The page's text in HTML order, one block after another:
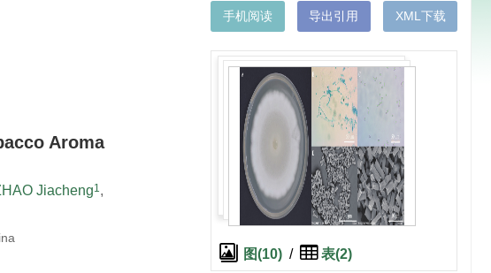
Aroma
Jiacheng1,
手机阅读 导出引用 XML下载
图(10) / 表(2)